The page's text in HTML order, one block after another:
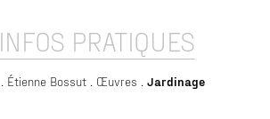
INFOS PRATIQUES
Étienne Bossut Œuvres Jardinage